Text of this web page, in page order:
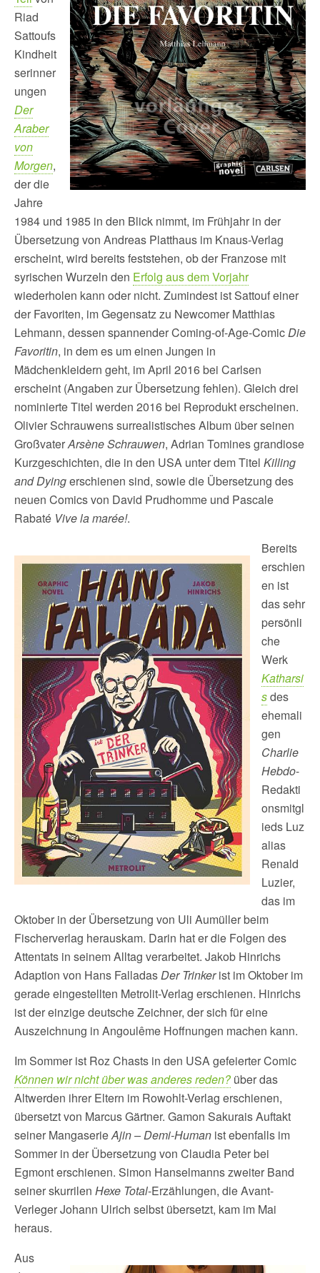
Riad
Sattoufs
Kindheit
serinner
ungen
Der
Araber
von
Morgen,
der die
Jahre
1984 und 1985 in den Blick nimmt, im Frühjahr in der
Übersetzung von Andreas Platthaus im Knaus-Verlag
erscheint, wird bereits feststehen, ob der Franzose mit
syrischen Wurzeln den Erfolg aus dem Vorjahr
wiederholen kann oder nicht. Zumindest ist Sattouf einer
der Favoriten, im Gegensatz zu Newcomer Matthias
Lehmann, dessen spannender Coming-of-Age-ComicDie
Favoritin, in dem es um einen Jungen in
Mädchenkleidern geht, im April 2016 bei Carlsen
erscheint (Angaben zur Übersetzung fehlen). Gleich drei
nominierte Titel werden 2016 bei Reprodukt erscheinen.
Olivier Schrauwens surrealistisches Album über seinen
GroßvaterArsène Schrauwen, Adrian Tomines grandiose
Kurzgeschichten, die in den USA unter dem Titel Killing
and Dyingerschienen sind, sowie die Übersetzung des
neuen Comics von David Prudhomme und Pascale
Rabaté Vive la marée!.
Bereits
erschien
en ist
das sehr
persönli
che
Werk
Katharsi
sdes
ehemali
gen
Charlie
Hebdo-
Redakti
onsmitgl
ieds Luz
alias
Renald
Luzier,
das im
Oktober in der Übersetzung von Uli Aumüller beim
Fischerverlag herauskam. Darin hat er die Folgen des
Attentats in seinem Alltag verarbeitet. Jakob Hinrichs
Adaption von Hans FalladasDer Trinkerist im Oktober im
gerade eingestellten Metrolit-Verlag erschienen. Hinrichs
ist der einzige deutsche Zeichner, der sich für eine
Auszeichnung in Angoulême Hoffnungen machen kann.
Im Sommer ist Roz Chasts in den USA gefeierter Comic
Können wir nicht über was anderes reden?über das
Altwerden ihrer Eltern im Rowohlt-Verlag erschienen,
übersetzt von Marcus Gärtner. Gamon Sakurais Auftakt
seiner MangaserieAjin – Demi-Human ist ebenfalls im
Sommer in der Übersetzung von Claudia Peter bei
Egmont erschienen. Simon Hanselmanns zweiter Band
seiner skurrilen Hexe Total-Erzählungen, die Avant-
Verleger Johann Ulrich selbst übersetzt, kam im Mai
heraus.
Aus